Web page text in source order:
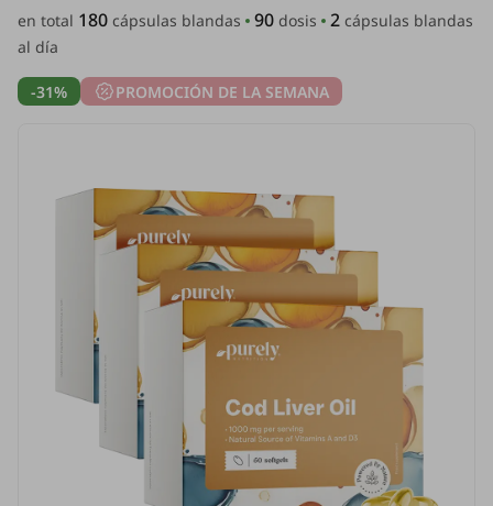
en total 180 cápsulas blandas 90 dosis 2 cápsulas blandas
al día
-31% PROMOCIÓN DE LA SEMANA